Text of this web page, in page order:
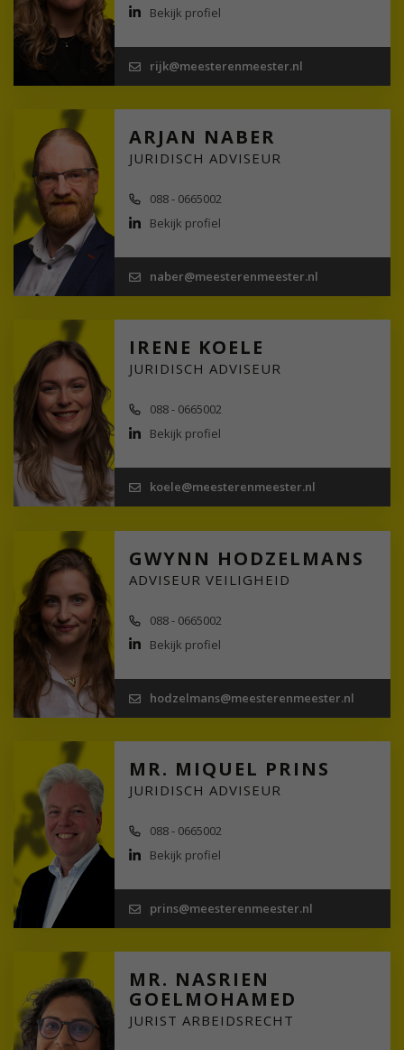
Bekijk profiel
rijk@meesterenmeester.nl
ARJAN NABER
JURIDISCH ADVISEUR
088 - 0665002
Bekijk profiel
naber@meesterenmeester.nl
IRENE KOELE
JURIDISCH ADVISEUR
088 - 0665002
Bekijk profiel
koele@meesterenmeester.nl
GWYNN HODZELMANS
ADVISEUR VEILIGHEID
088 - 0665002
Bekijk profiel
hodzelmans@meesterenmeester.nl
MR. MIQUEL PRINS
JURIDISCH ADVISEUR
088 - 0665002
Bekijk profiel
prins@meesterenmeester.nl
MR. NASRIEN
GOELMOHAMED
JURIST ARBEIDSRECHT